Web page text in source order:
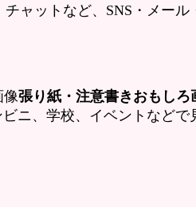
ャットなど、SNS・メー
張り紙・注意書きおもしろ
ニ、学校、イベントなど